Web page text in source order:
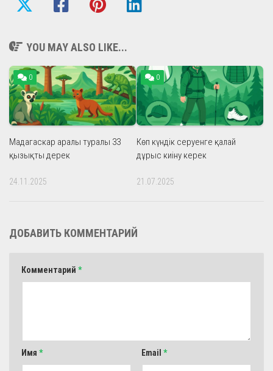
YOU MAY ALSO LIKE...
0
Мадагаскар аралы туралы 33
қызықты дерек
24.11.2025
0
Көп күндік серуенге қалай
дұрыс киіну керек
21.07.2025
ДОБАВИТЬ КОММЕНТАРИЙ
Комментарий *
Имя * Email *